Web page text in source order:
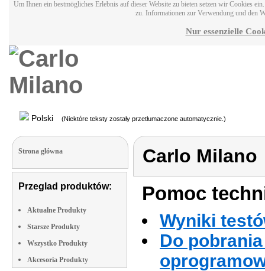
Um Ihnen ein bestmögliches Erlebnis auf dieser Website zu bieten setzen wir Cookies
zu. Informationen zur Verwendung und den
Nur essenzielle
Polski (Niektóre teksty zostały przetłumaczone automatycznie.)
Strona glówna
Przeglad produktów:
Aktualne Produkty
Starsze Produkty
Wszystko Produkty
Akcesoria Produkty
Carlo Milano
Pomoc
Wyniki
Do